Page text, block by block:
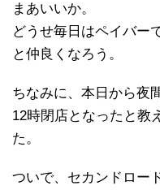
まあいいか。
どうせ毎日はペイバー
と仲良くなろう。
ちなみに、本日から夜
12時閉店となったと教
た。
ついで、セカンドロー